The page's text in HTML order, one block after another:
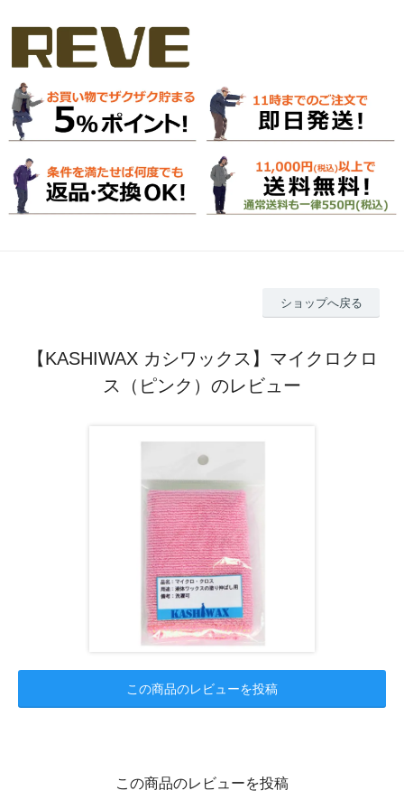
ショップへ戻る
【KASHIWAX カシワックス】マイクロクロ
ス（ピンク）のレビュー
この商品のレビューを投稿
この商品のレビューを投稿